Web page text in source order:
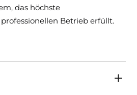
das höchste
Betrieb erfüllt.